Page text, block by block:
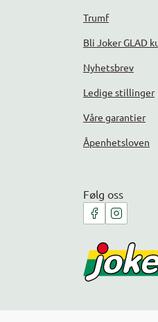
Trumf
Bli Joker GLAD
Nyhetsbrev
Ledige stillinger
Våre garantier
Åpenhetsloven
Følg oss